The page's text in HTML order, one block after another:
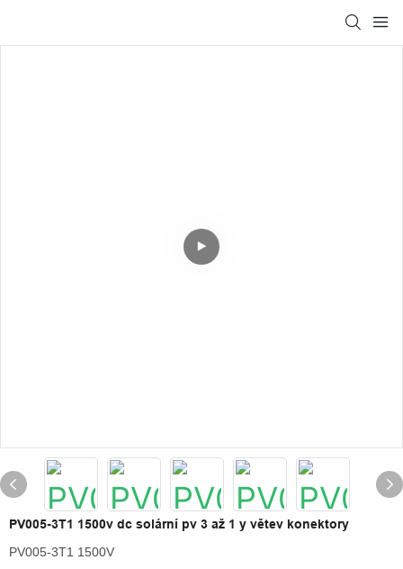
PV005-3T1 1500v dc solární pv 3 až 1 y větev konektory
PV005-3T1 1500V